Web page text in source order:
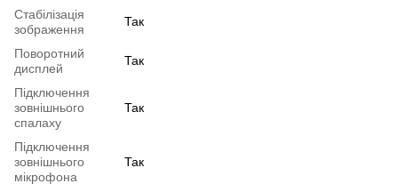
Cтабілізація
зображення
Так
Поворотний
дисплей
Так
Підключення
зовнішнього
спалаху
Так
Підключення
зовнішнього
мікрофона
Так